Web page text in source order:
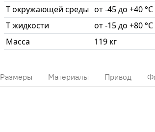
T окружающей среды от -45 до +40 °С
T жидкости
от -15 до +80 °С
Масса
119 кг
Размеры Материалы Привод